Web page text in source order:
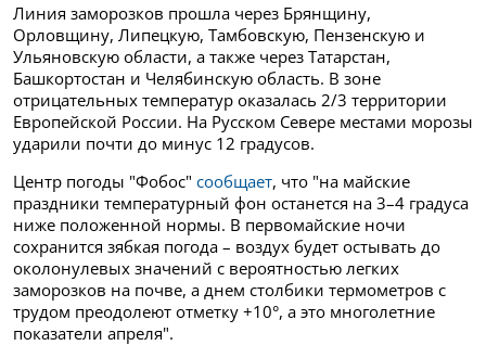
Линия заморозков прошла через Брянщину,
Орловщину, Липецкую, Тамбовскую, Пензенскую и
Ульяновскую области, а также через Татарстан,
Башкортостан и Челябинскую область. В зоне
отрицательных температур оказалась 2/3 территории
Европейской России. На Русском Севере местами морозы
ударили почти до минус 12 градусов.
Центр погоды "Фобос" сообщает, что "на майские
праздники температурный фон останется на 3–4 градуса
ниже положенной нормы. В первомайские ночи
сохранится зябкая погода – воздух будет остывать до
околонулевых значений с вероятностью легких
заморозков на почве, а днем столбики термометров с
трудом преодолеют отметку +10°, а это многолетние
показатели апреля".